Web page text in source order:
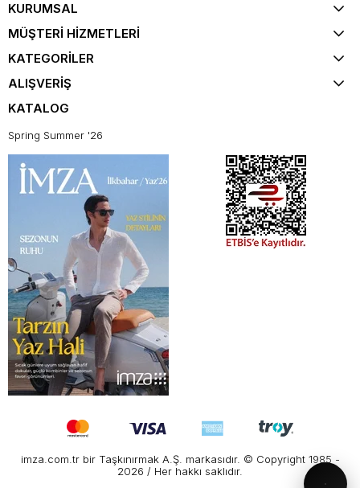
KURUMSAL
MÜŞTERİ HİZMETLERİ
KATEGORİLER
ALIŞVERİŞ
KATALOG
Spring Summer '26
imza.com.tr bir Taşkınırmak A.Ş. markasıdır. © Copyright 1985 -
2026 / Her hakkı saklıdır.